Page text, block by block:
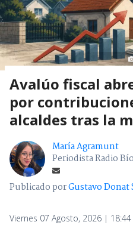
Avalúo fiscal
por
alcaldes tras la
María Agramunt
Periodista Radio
Publicado porGustavo Donat
Viernes 07 Agosto, 2026 | 18:44